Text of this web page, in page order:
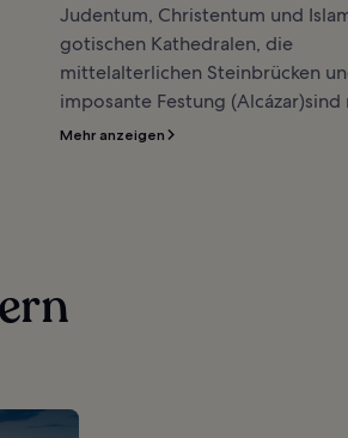
Judentum, Christentum und
gotischen Kathedralen, die
mittelalterlichen Steinbrücken
imposante Festung (Alcázar)sind
Mehr anzeigen